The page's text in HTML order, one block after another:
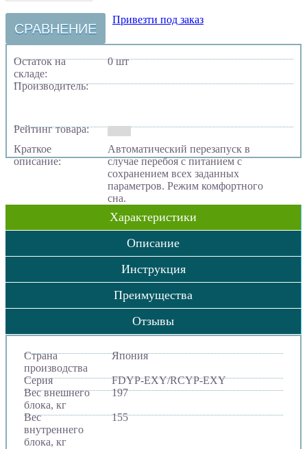
СРАВНЕНИЕ
Привезти под заказ
Остаток на
складе:
0 шт
Производитель:
Рейтинг товара:
Краткое
описание:
Автоматический перезапуск в
случае перебоя с питанием с
сохранением всех заданных
параметров. Режим комфортного
сна.
Характеристики
Описание
Инструкция
Преимущества
Отзывы
Страна
производства
Япония
Серия
FDYP-EXY/RCYP-EXY
Вес внешнего
блока, кг
197
Вес
внутреннего
блока, кг
155